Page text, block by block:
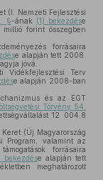
(I. Nemzeti Fejlesztési
§-ának (1) bekezdése
forint összegben
forrásaira
e alapján tett 2008.
jóvá.
Vidékfejlesztési Terv
e alapján 2008-ban
és az EGT
Törvény 54.
12 004,8
(Új Magyarország
Program, valamint az
forrásaira
bekezdése alapján tett
meghatározott